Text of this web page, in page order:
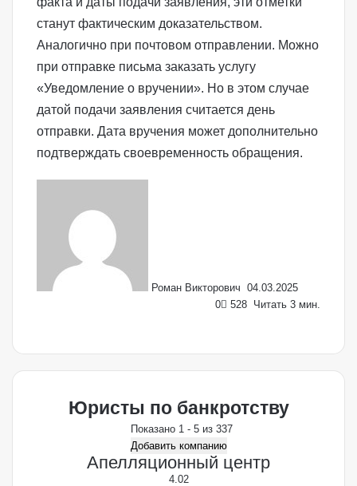
станут фактическим доказательством.
Аналогично при почтовом отправлении. Можно
при отправке письма заказать услугу
«Уведомление о вручении». Но в этом случае
датой подачи заявления считается день
отправки. Дата вручения может дополнительно
подтверждать своевременность обращения.
Роман Викторович 04.03.2025
0
528 Читать 3 мин.
Email
Юристы по банкротству
Показано 1 - 5 из 337
Добавить компанию
Апелляционный центр
4.02